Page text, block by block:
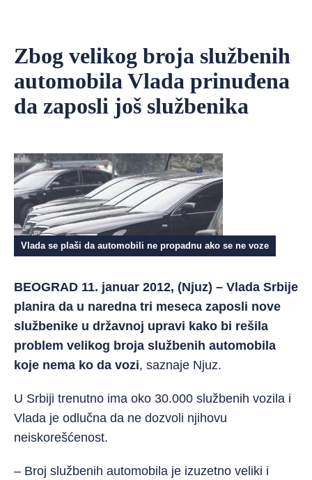
Zbog velikog broja službenih
automobila Vlada prinuđena
da zaposli još službenika
Vlada se plaši da automobili ne propadnu ako se ne voze
BEOGRAD 11. januar 2012, (Njuz) – Vlada Srbije
planira da u naredna tri meseca zaposli nove
službenike u državnoj upravi kako bi rešila
problem velikog broja službenih automobila
koje nema ko da vozi, saznaje Njuz.
U Srbiji trenutno ima oko 30.000 službenih vozila i
Vlada je odlučna da ne dozvoli njihovu
neiskorešćenost.
– Broj službenih automobila je izuzetno veliki i